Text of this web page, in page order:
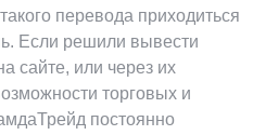
перевода приходиться
Если решили вывести
сайте, или через их
торговых и
постоянно